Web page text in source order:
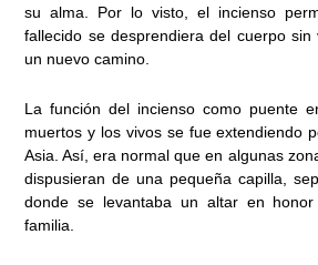
su alma. Por lo visto, el incienso
fallecido se desprendiera del cuerpo
un nuevo camino.
La función del incienso como puente
muertos y los vivos se fue extendiendo
Asia. Así, era normal que en algunas
dispusieran de una pequeña capilla,
donde se levantaba un altar en
familia.